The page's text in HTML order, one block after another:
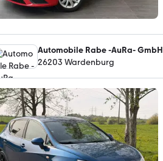
Automobile Rabe -AuRa- GmbH
26203 Wardenburg